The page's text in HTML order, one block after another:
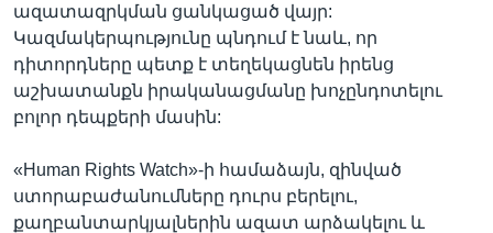
ազատազրկման ցանկացած վայր:
Կազմակերպությունը պնդում է նաև, որ
դիտորդները պետք է տեղեկացնեն իրենց
աշխատանքն իրականացմանը խոչընդոտելու
բոլոր դեպքերի մասին:
«Human Rights Watch»-ի համաձայն, զինված
ստորաբաժանումները դուրս բերելու,
քաղբանտարկյալներին ազատ արձակելու և